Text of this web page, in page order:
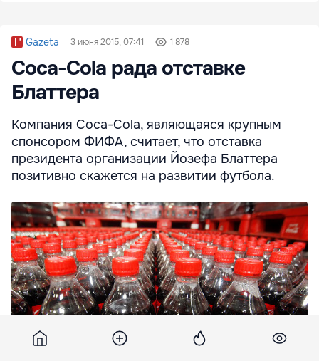
Gazeta 3 июня 2015, 07:41 1 878
Coca-Cola рада отставке
Блаттера
Компания Coca-Cola, являющаяся крупным
спонсором ФИФА, считает, что отставка
президента организации Йозефа Блаттера
позитивно скажется на развитии футбола.